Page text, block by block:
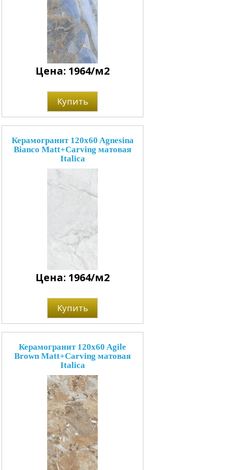
Цена: 1964/м2
Купить
Керамогранит 120x60 Agnesina
Bianco Matt+Carving матовая
Italica
Цена: 1964/м2
Купить
Керамогранит 120x60 Agile
Brown Matt+Carving матовая
Italica